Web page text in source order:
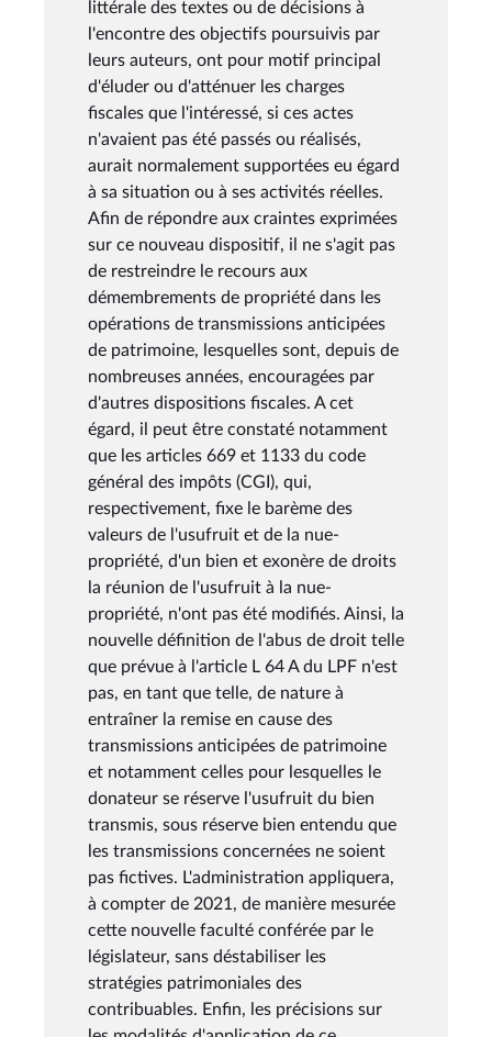
littérale des textes ou de décisions à
l'encontre des objectifs poursuivis par
leurs auteurs, ont pour motif principal
d'éluder ou d'atténuer les charges
fiscales que l'intéressé, si ces actes
n'avaient pas été passés ou réalisés,
aurait normalement supportées eu égard
à sa situation ou à ses activités réelles.
Afin de répondre aux craintes exprimées
sur ce nouveau dispositif, il ne s'agit pas
de restreindre le recours aux
démembrements de propriété dans les
opérations de transmissions anticipées
de patrimoine, lesquelles sont, depuis de
nombreuses années, encouragées par
d'autres dispositions fiscales. A cet
égard, il peut être constaté notamment
que les articles 669 et 1133 du code
général des impôts (CGI), qui,
respectivement, fixe le barème des
valeurs de l'usufruit et de la nue-
propriété, d'un bien et exonère de droits
la réunion de l'usufruit à la nue-
propriété, n'ont pas été modifiés. Ainsi, la
nouvelle définition de l'abus de droit telle
que prévue à l'article L 64 A du LPF n'est
pas, en tant que telle, de nature à
entraîner la remise en cause des
transmissions anticipées de patrimoine
et notamment celles pour lesquelles le
donateur se réserve l'usufruit du bien
transmis, sous réserve bien entendu que
les transmissions concernées ne soient
pas fictives. L'administration appliquera,
à compter de 2021, de manière mesurée
cette nouvelle faculté conférée par le
législateur, sans déstabiliser les
stratégies patrimoniales des
contribuables. Enfin, les précisions sur